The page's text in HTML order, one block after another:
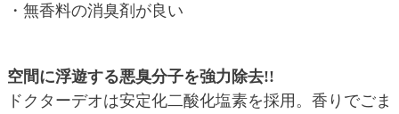
・無香料の消臭剤が良い
空間に浮遊する悪臭分子を強力除去!!
ドクターデオは安定化二酸化塩素を採用。香りでごま